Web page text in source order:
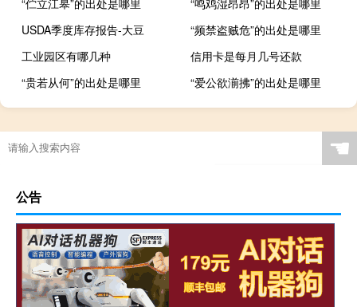
USDA季度库存报告-大豆
“频禁盗贼危”的出处是哪里
工业园区有哪几种
信用卡是每月几号还款
“贵若从何”的出处是哪里
“爱公欲湔拂”的出处是哪里
☚
公告